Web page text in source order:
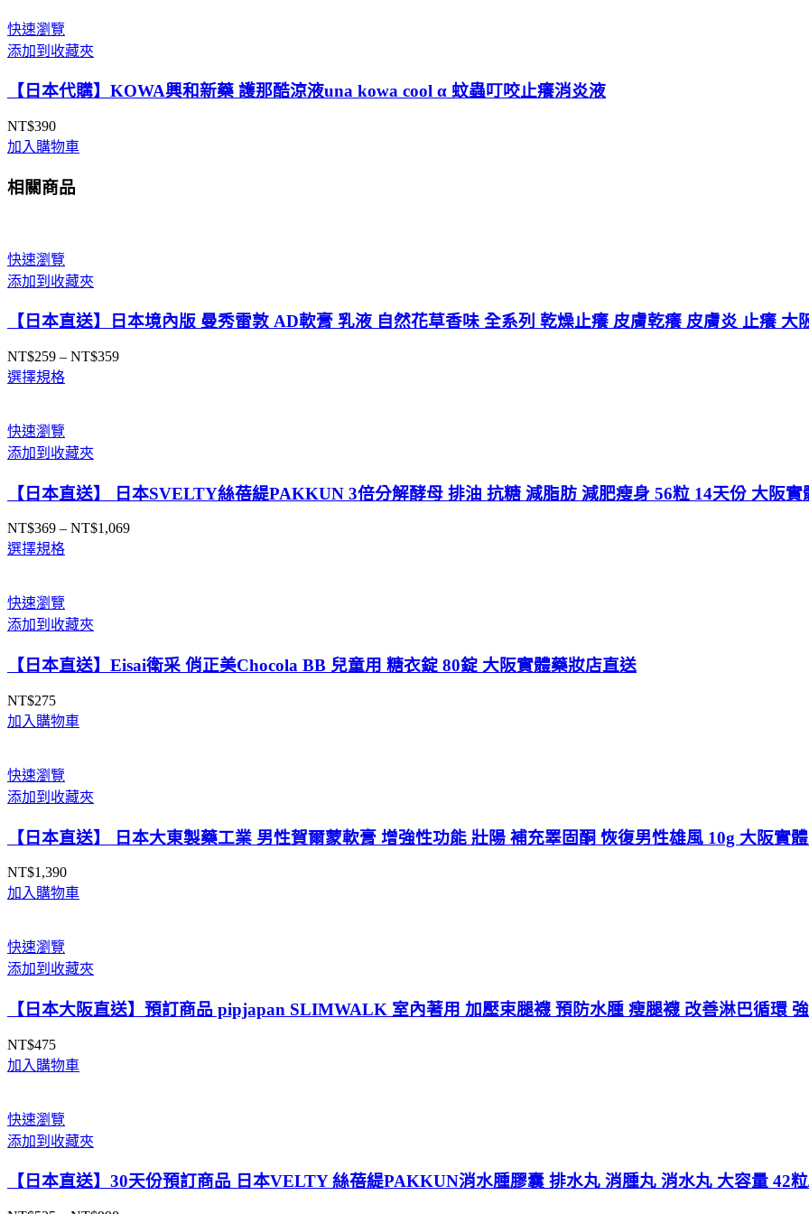
快速瀏覽
添加到收藏夾
【日本代購】KOWA興和新藥 護那酷涼液una kowa cool α 蚊蟲叮咬止癢消炎液
NT$390
加入購物車
相關商品
快速瀏覽
添加到收藏夾
【日本直送】日本境內版 曼秀雷敦 AD軟膏 乳液 自然花草香味 全系列 乾燥止癢 皮膚乾癢 皮膚炎 止癢 大
NT$259 – NT$359價
選擇規格
快速瀏覽
添加到收藏夾
【日本直送】 日本SVELTY絲蓓緹PAKKUN 3倍分解酵母 排油 抗糖 減脂肪 減肥瘦身 56粒 14天份 大阪實
NT$369 – NT$1,069價
選擇規格
快速瀏覽
添加到收藏夾
【日本直送】Eisai衛采 俏正美Chocola BB 兒童用 糖衣錠 80錠 大阪實體藥妝店直送
NT$275
加入購物車
快速瀏覽
添加到收藏夾
【日本直送】 日本大東製藥工業 男性賀爾蒙軟膏 增強性功能 壯陽 補充睪固酮 恢復男性雄風 10g 大阪實
NT$1,390
加入購物車
快速瀏覽
添加到收藏夾
【日本大阪直送】預訂商品 pipjapan SLIMWALK 室內著用 加壓束腿襪 預防水腫 瘦腿襪 改善淋巴循環
NT$475
加入購物車
快速瀏覽
添加到收藏夾
【日本直送】30天份預訂商品 日本VELTY 絲蓓緹PAKKUN消水腫膠囊 排水丸 消腫丸 消水丸 大容量 42